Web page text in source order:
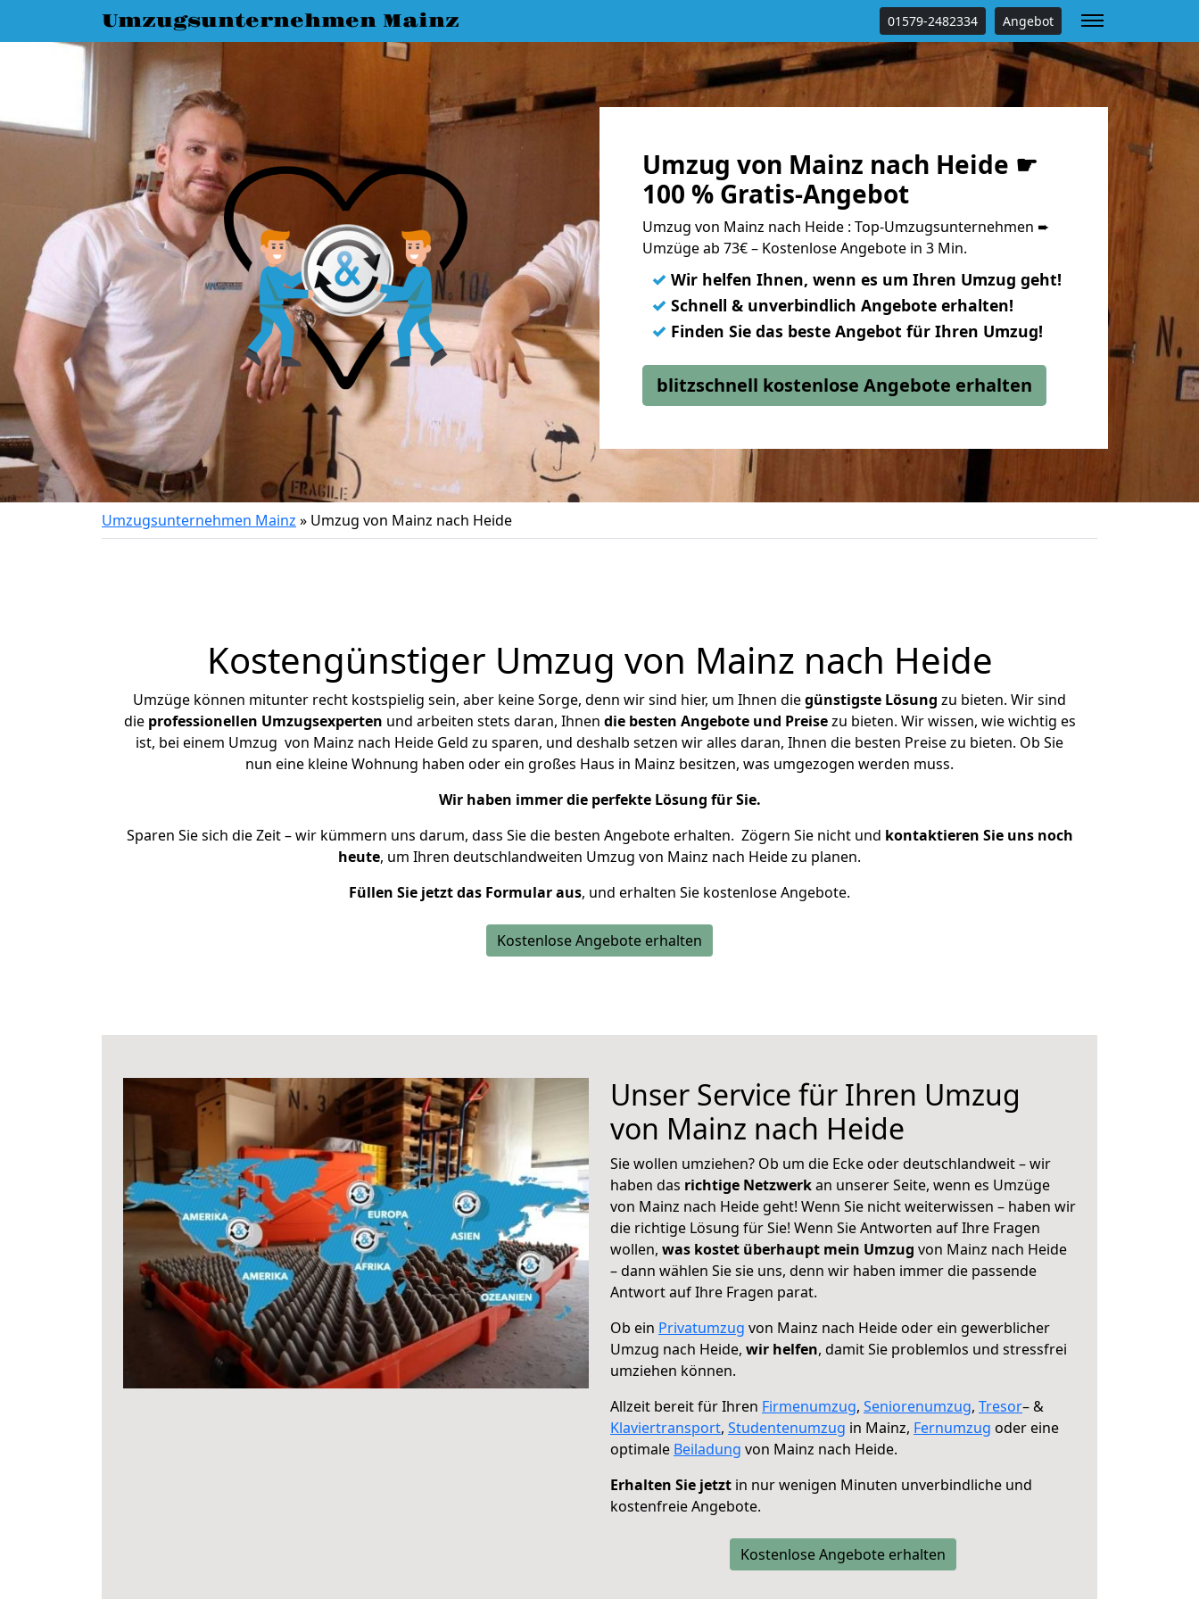
Umzugsunternehmen Mainz 01579-2482334 Angebot
Umzug von Mainz nach Heide ☛
100 % Gratis-Angebot
Umzug von Mainz nach Heide : Top-Umzugsunternehmen ➨
Umzüge ab 73€ – Kostenlose Angebote in 3 Min.
✓ Wir helfen Ihnen, wenn es um Ihren Umzug geht!
✓ Schnell & unverbindlich Angebote erhalten!
✓ Finden Sie das beste Angebot für Ihren Umzug!
blitzschnell kostenlose Angebote erhalten
Umzugsunternehmen Mainz » Umzug von Mainz nach Heide
Kostengünstiger Umzug von Mainz nach Heide
Umzüge können mitunter recht kostspielig sein, aber keine Sorge, denn wir sind hier, um Ihnen diegünstigste Lösung zu bieten. Wir sind
die professionellen Umzugsexperten und arbeiten stets daran, Ihnen die besten Angebote und Preisezu bieten. Wir wissen, wie wichtig es
ist, bei einem Umzug von Mainz nach Heide Geld zu sparen, und deshalb setzen wir alles daran, Ihnen die besten Preise zu bieten. Ob Sie
nun eine kleine Wohnung haben oder ein großes Haus in Mainz besitzen, was umgezogen werden muss.
Wir haben immer die perfekte Lösung für Sie.
Sparen Sie sich die Zeit – wir kümmern uns darum, dass Sie die besten Angebote erhalten. Zögern Sie nicht und kontaktieren Sie uns noch
heute, um Ihren deutschlandweiten Umzug von Mainz nach Heide zu planen.
Füllen Sie jetzt das Formular aus, und erhalten Sie kostenlose Angebote.
Kostenlose Angebote erhalten
Unser Service für Ihren Umzug
von Mainz nach Heide
Sie wollen umziehen? Ob um die Ecke oder deutschlandweit – wir
haben das richtige Netzwerkan unserer Seite, wenn es Umzüge
von Mainz nach Heide geht! Wenn Sie nicht weiterwissen – haben wir
die richtige Lösung für Sie! Wenn Sie Antworten auf Ihre Fragen
wollen, was kostet überhaupt mein Umzug von Mainz nach Heide
– dann wählen Sie sie uns, denn wir haben immer die passende
Antwort auf Ihre Fragen parat.
Ob ein Privatumzug von Mainz nach Heide oder ein gewerblicher
Umzug nach Heide, wir helfen, damit Sie problemlos und stressfrei
umziehen können.
Allzeit bereit für Ihren Firmenumzug, Seniorenumzug, Tresor– &
Klaviertransport, Studentenumzug in Mainz, Fernumzug oder eine
optimale Beiladung von Mainz nach Heide.
Erhalten Sie jetzt in nur wenigen Minuten unverbindliche und
kostenfreie Angebote.
Kostenlose Angebote erhalten